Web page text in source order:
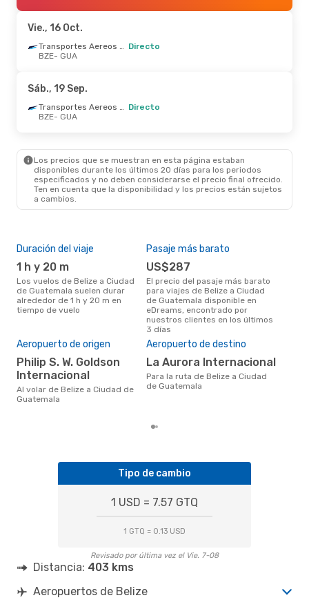
Vie., 16 Oct.
Transportes Aereos Guatemaltecos Directo
BZE- GUA
Sáb., 19 Sep.
Transportes Aereos Guatemaltecos Directo
BZE- GUA
Los precios que se muestran en esta página estaban
disponibles durante los últimos 20 días para los periodos
especificados y no deben considerarse el precio final ofrecido.
Ten en cuenta que la disponibilidad y los precios están sujetos
a cambios.
Duración del viaje
1 h y 20 m
Los vuelos de Belize a Ciudad
de Guatemala suelen durar
alrededor de 1 h y 20 m en
tiempo de vuelo
Pasaje más barato
US$287
El precio del pasaje más barato
para viajes de Belize a Ciudad
de Guatemala disponible en
eDreams, encontrado por
nuestros clientes en los últimos
3 días
Aeropuerto de origen
Philip S. W. Goldson
Internacional
Al volar de Belize a Ciudad de
Guatemala
Aeropuerto de destino
La Aurora Internacional
Para la ruta de Belize a Ciudad
de Guatemala
Tipo de cambio
1 USD = 7.57 GTQ
1 GTQ = 0.13 USD
Revisado por última vez el Vie. 7-08
Distancia: 403 kms
Aeropuertos de Belize